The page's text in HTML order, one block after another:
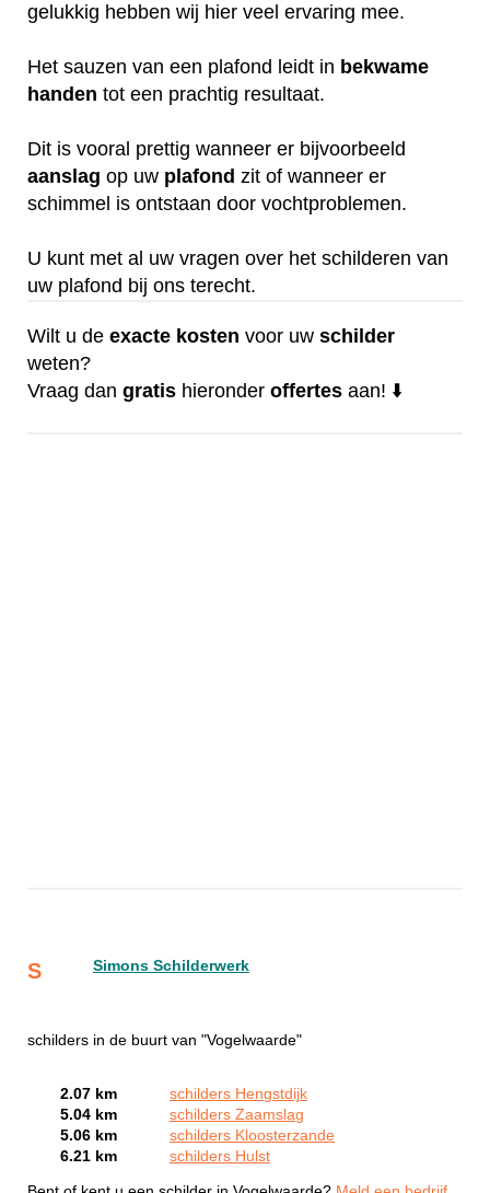
gelukkig hebben wij hier veel ervaring mee.
Het sauzen van een plafond leidt in bekwame
handen tot een prachtig resultaat.
Dit is vooral prettig wanneer er bijvoorbeeld
aanslag op uw plafond zit of wanneer er
schimmel is ontstaan door vochtproblemen.
U kunt met al uw vragen over het schilderen van
uw plafond bij ons terecht.
Wilt u de exacte kosten voor uw schilder
weten?
Vraag dan gratis hieronder offertes aan! ⬇️
S Simons Schilderwerk
schilders in de buurt van "Vogelwaarde"
2.07 km
schilders Hengstdijk
5.04 km
schilders Zaamslag
5.06 km
schilders Kloosterzande
6.21 km
schilders Hulst